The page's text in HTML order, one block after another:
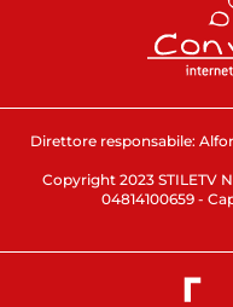
Direttore responsabile:
Copyright 2023 STILETV
04814100659 -